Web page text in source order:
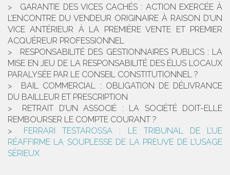
GARANTIE DES VICES CACHÉS : ACTION EXERCÉE À
L’ENCONTRE DU VENDEUR ORIGINAIRE À RAISON D’UN
VICE ANTÉRIEUR À LA PREMIÈRE VENTE ET PREMIER
ACQUÉREUR PROFESSIONNEL
RESPONSABILITÉ DES GESTIONNAIRES PUBLICS : LA
MISE EN JEU DE LA RESPONSABILITÉ DES ÉLUS LOCAUX
PARALYSÉE PAR LE CONSEIL CONSTITUTIONNEL ?
BAIL COMMERCIAL : OBLIGATION DE DÉLIVRANCE
DU BAILLEUR ET PRESCRIPTION
RETRAIT D’UN ASSOCIÉ : LA SOCIÉTÉ DOIT-ELLE
REMBOURSER LE COMPTE COURANT ?
FERRARI TESTAROSSA : LE TRIBUNAL DE L’UE
RÉAFFIRME LA SOUPLESSE DE LA PREUVE DE L’USAGE
SÉRIEUX